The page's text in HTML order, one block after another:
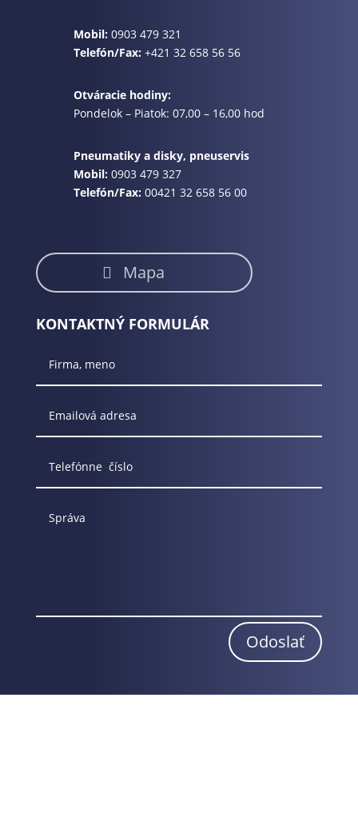
Mobil: 0903 479 321
Telefón/Fax:+421 32 658 56 56
Otváracie hodiny:
Pondelok – Piatok: 07,00 – 16,00 hod
Pneumatiky a disky, pneuservis
Mobil: 0903 479 327
Telefón/Fax:00421 32 658 56 00
Mapa
KONTAKTNÝ FORMULÁR
Odoslať